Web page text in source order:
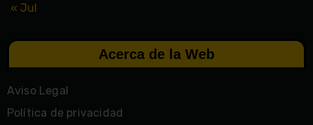
« Jul
Acerca de la Web
Aviso Legal
Política de privacidad